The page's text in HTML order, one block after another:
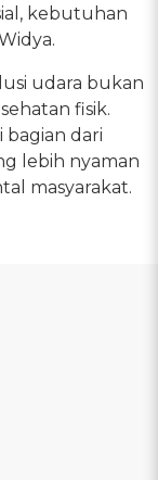
kebutuhan
udara bukan
fisik.
bagian dari
lebih nyaman
masyarakat.